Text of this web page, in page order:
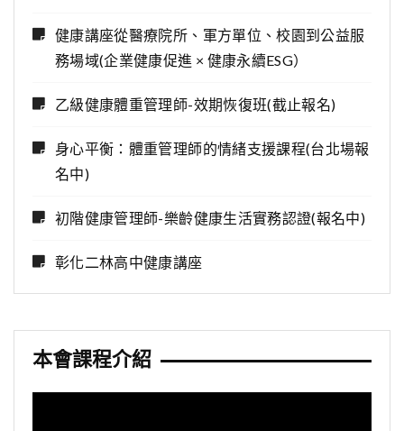
健康講座從醫療院所、軍方單位、校園到公益服
務場域(企業健康促進 × 健康永續ESG）
乙級健康體重管理師-效期恢復班(截止報名)
身心平衡：體重管理師的情緒支援課程(台北場報
名中)
初階健康管理師-樂齡健康生活實務認證(報名中)
彰化二林高中健康講座
本會課程介紹